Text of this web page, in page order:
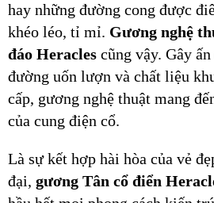
hay những đường cong được
khéo léo, tỉ mỉ. Gương nghệ
đáo Heracles cũng vậy. Gây
đường uốn lượn và chất liệu
cấp, gương nghệ thuật mang
của cung điện cổ.
Là sự kết hợp hài hòa của vẻ
đại, gương Tân cổ điển